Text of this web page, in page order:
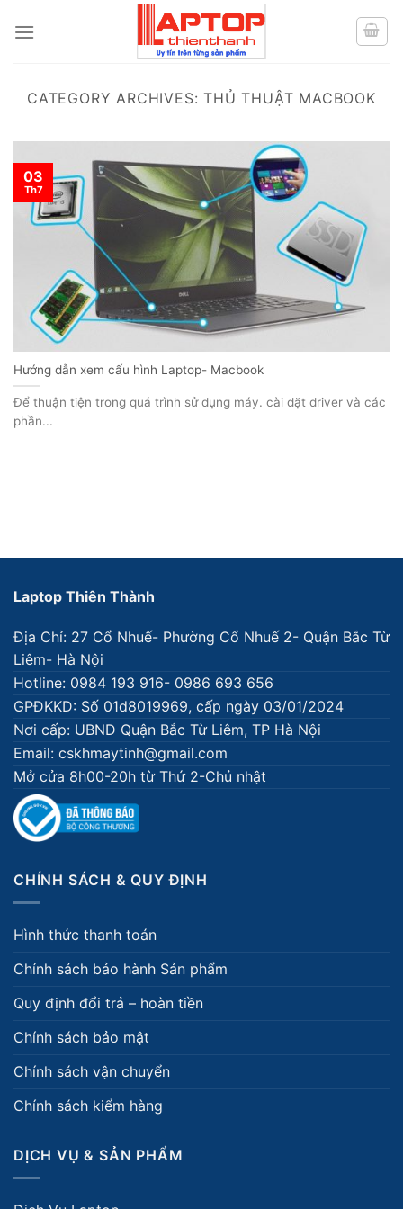
CATEGORY ARCHIVES:THỦ THUẬT MACBOOK
Hướng dẫn xem cấu hình Laptop- Macbook
Để thuận tiện trong quá trình sử dụng máy. cài đặt driver và các
phần...
03
Th7
Laptop Thiên Thành
Địa Chỉ: 27 Cổ Nhuế- Phường Cổ Nhuế 2- Quận Bắc Từ
Liêm- Hà Nội
Hotline: 0984 193 916- 0986 693 656
GPĐKKD: Số 01d8019969, cấp ngày 03/01/2024
Nơi cấp: UBND Quận Bắc Từ Liêm, TP Hà Nội
Email: cskhmaytinh@gmail.com
Mở cửa 8h00-20h từ Thứ 2-Chủ nhật
CHÍNH SÁCH & QUY ĐỊNH
Hình thức thanh toán
Chính sách bảo hành Sản phẩm
Quy định đổi trả – hoàn tiền
Chính sách bảo mật
Chính sách vận chuyển
Chính sách kiểm hàng
DỊCH VỤ & SẢN PHẨM